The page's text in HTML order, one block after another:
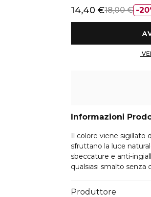
14,40 €18,00 €
Informazioni
Il colore viene sigillato
sfruttano la luce
sbeccature e anti-
qualsiasi smalto senza dover ricorrere ad una lampada UV . - Top coat
Produttore